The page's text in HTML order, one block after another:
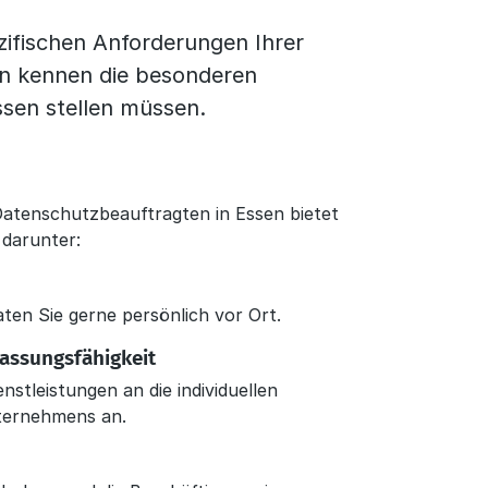
Anforderungen Ihrer
kennen die besonderen
stellen müssen.
in Essen bietet
Sie gerne persönlich vor Ort.
an die individuellen
an.